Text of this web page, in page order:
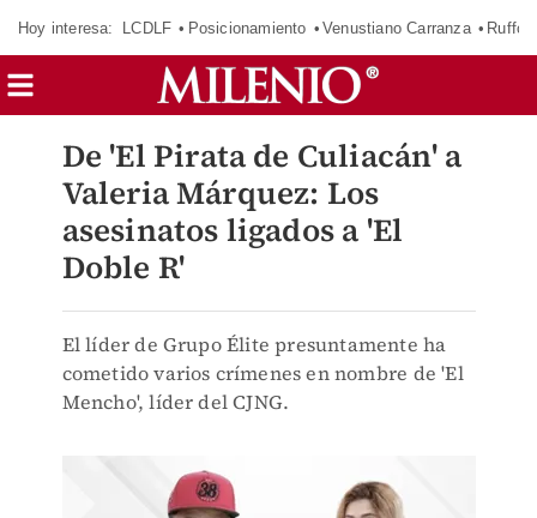
Hoy interesa: LCDLF Posicionamiento Venustiano Carranza Ruffo
De 'El Pirata de Culiacán' a
Valeria Márquez: Los
asesinatos ligados a 'El
Doble R'
El líder de Grupo Élite presuntamente ha
cometido varios crímenes en nombre de 'El
Mencho', líder del CJNG.